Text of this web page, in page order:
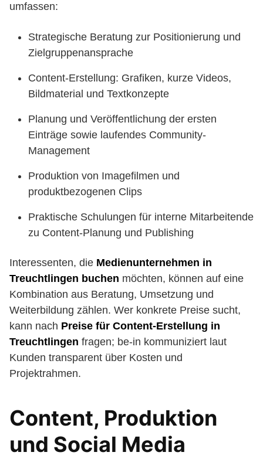
umfassen:
Strategische Beratung zur Positionierung und
Zielgruppenansprache
Content-Erstellung: Grafiken, kurze Videos,
Bildmaterial und Textkonzepte
Planung und Veröffentlichung der ersten
Einträge sowie laufendes Community-
Management
Produktion von Imagefilmen und
produktbezogenen Clips
Praktische Schulungen für interne Mitarbeitende
zu Content-Planung und Publishing
Interessenten, die Medienunternehmen in
Treuchtlingen buchen möchten, können auf eine
Kombination aus Beratung, Umsetzung und
Weiterbildung zählen. Wer konkrete Preise sucht,
kann nach Preise für Content-Erstellung in
Treuchtlingen fragen; be-in kommuniziert laut
Kunden transparent über Kosten und
Projektrahmen.
Content, Produktion
und Social Media